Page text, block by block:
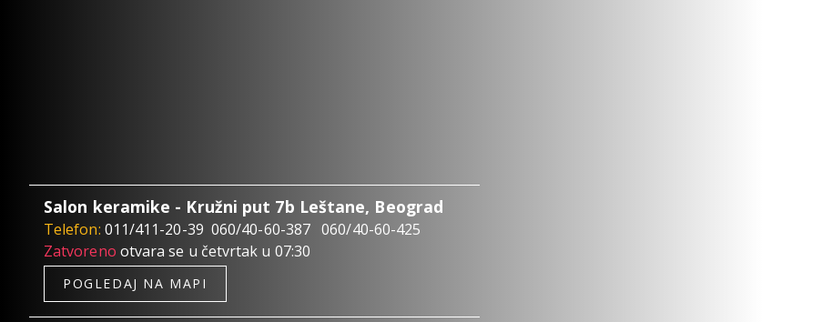
Salon keramike - Kružni put 7b Leštane, Beograd
Telefon: 011/411-20-39 060/40-60-387 060/40-60-425
Zatvoreno otvara se u četvrtak u 07:30
POGLEDAJ NA MAPI